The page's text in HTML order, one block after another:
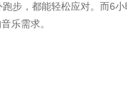
步，都能轻松应对。而6
乐需求。